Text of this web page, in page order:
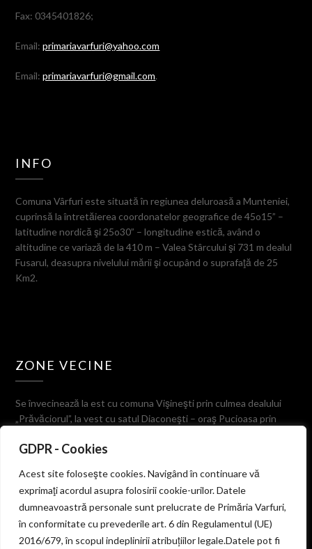
GDPR - Cookies
Acest site foloseşte cookies. Navigând în continuare vă
exprimaţi acordul asupra folosirii cookie-urilor. Datele
dumneavoastră personale sunt prelucrate de Primăria Varfuri,
în conformitate cu prevederile art. 6 din Regulamentul (UE)
2016/679, în scopul indeplinirii atribuțiilor legale.Datele pot fi
Fax: 0345401826;
Email:primariavarfuri@yahoo.com
Email:primariavarfuri@gmail.com.
INFO
Comuna Vârfuri este situată în regiunea deluroasă a Munteniei,
cuprinsă la întretăierea coordonatelor geografice de 45o15” –
latitudine nordică şi 25o30” – longitudine estică, având o
altitudine ce variază de la 410 m – Valea Stârcului şi 731 m dealul
Fusarul, deasupra nivelului mării şi ocupând o suprafaţă de 25
Km2.
ZONE VECINE
Se învecinează la est cu comuna Vişineşti prin culmea dealului
„Prăvăciorul”, la vest cu satul Diaconeşti – oraş Pucioasa prin
despărţită prin Valea Stârcului, dealurile Prigorile, Tigerului şi
Cojoiu, Fusaru şi Miercanu.
© 2026 PRIMARIA COMUNEI VARFURI